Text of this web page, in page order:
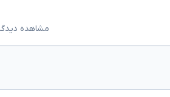
مشاهده